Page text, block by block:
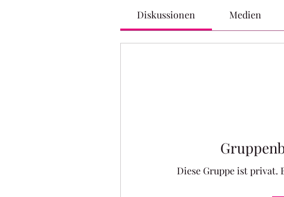
Diskussionen Medien
Diese Gruppe ist privat.